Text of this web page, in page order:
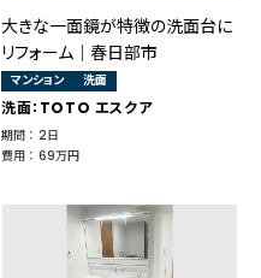
大きな一面鏡が特徴の洗面台に
リフォーム｜春日部市
マンション 洗面
洗面：TOTO エスクア
期間 ： 2日
費用 ： 69万円